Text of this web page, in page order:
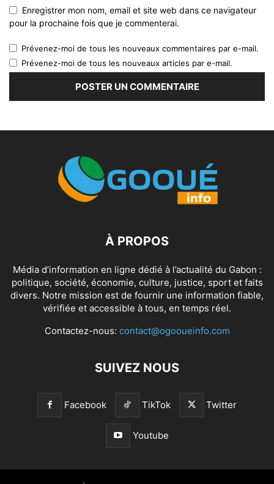
Enregistrer mon nom, email et site web dans ce navigateur
pour la prochaine fois que je commenterai.
Prévenez-moi de tous les nouveaux commentaires par e-mail.
Prévenez-moi de tous les nouveaux articles par e-mail.
À PROPOS
Média d’information en ligne dédié à l’actualité du Gabon :
politique, société, économie, culture, justice, sport et faits
divers. Notre mission est de fournir une information fiable,
vérifiée et accessible à tous, en temps réel.
Contactez-nous: contact@ogooueinfo.com
SUIVEZ NOUS
Facebook TikTok Twitter
Youtube